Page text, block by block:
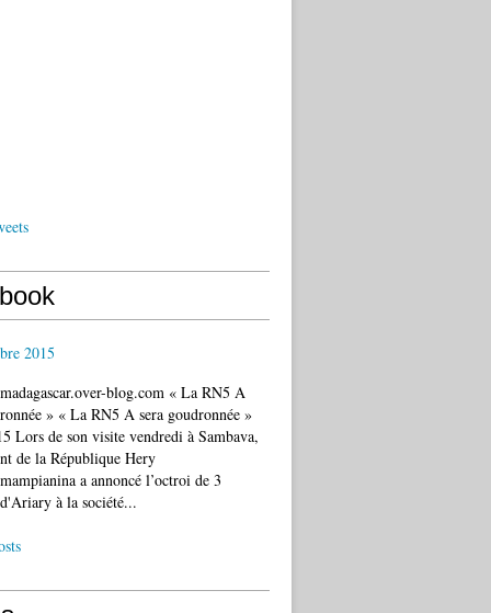
2015
blog.com « La RN5 A
» « La RN5 A sera goudronnée »
Lors de son visite vendredi à Sambava,
de la République Hery
a annoncé l’octroi de 3
à la société...